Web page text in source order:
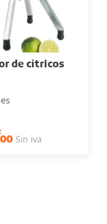
de cítricos
Sin iva